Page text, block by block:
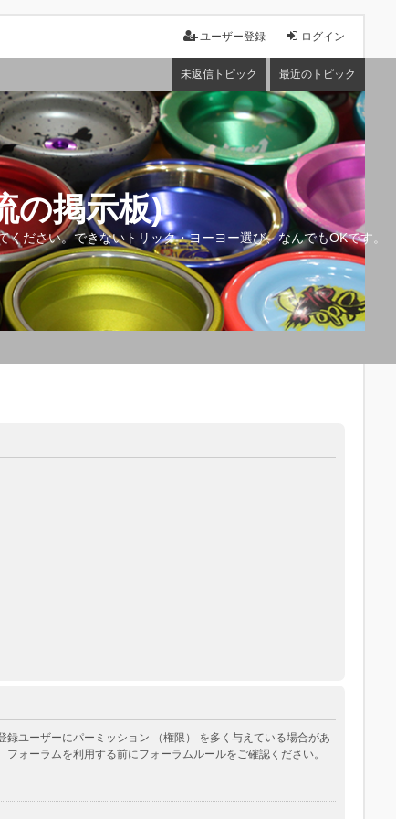
ログイン
ユーザー登録
未返信トピック 最近のトピック
の掲示板)
ださい。できないトリック・ヨーヨー選び、なんでもOKです。
ユーザーにパーミッション （権限） を多く与えている場合があ
ォーラムを利用する前にフォーラムルールをご確認ください。